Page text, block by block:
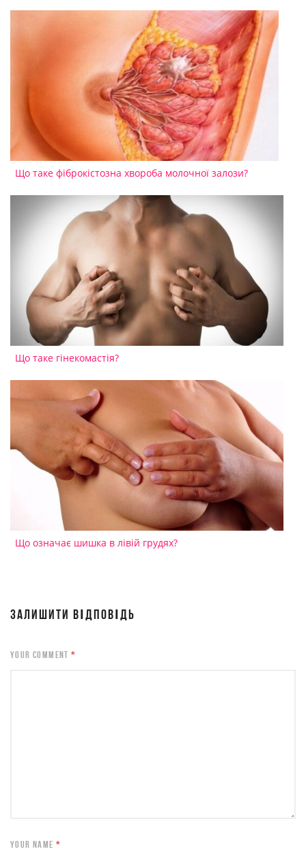
Що таке фіброкістозна хвороба молочної залози?
Що таке гінекомастія?
Що означає шишка в лівій грудях?
ЗАЛИШИТИ ВІДПОВІДЬ
YOUR COMMENT*
YOUR NAME*